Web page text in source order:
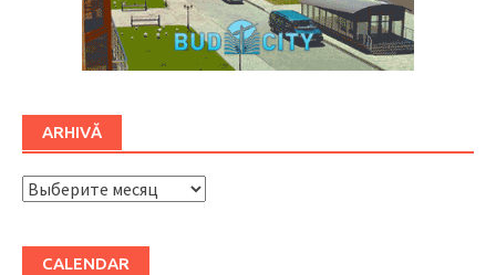
ARHIVĂ
ARHIVĂ
CALENDAR